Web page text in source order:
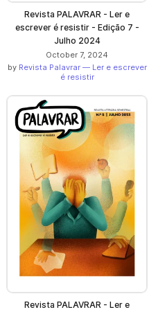
Revista PALAVRAR - Ler e
escrever é resistir - Edição 7 -
Julho 2024
October 7, 2024
by Revista Palavrar — Ler e escrever
é resistir
Revista PALAVRAR - Ler e